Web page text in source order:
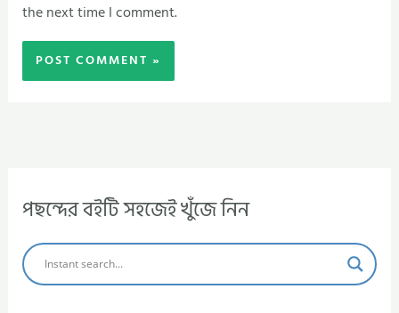
the next time I comment.
পছন্দের বইটি সহজেই খুঁজে নিন